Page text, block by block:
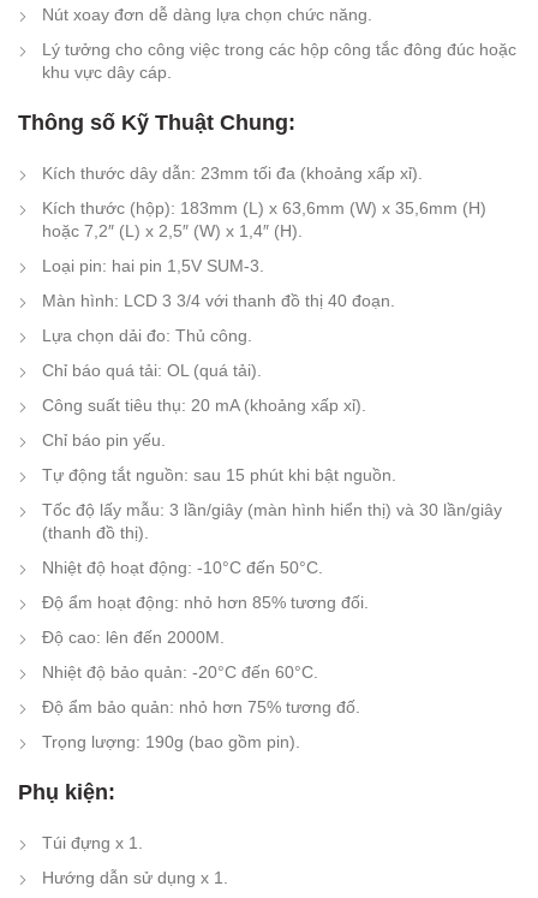
Nút xoay đơn dễ dàng lựa chọn chức năng.
Lý tưởng cho công việc trong các hộp công tắc đông đúc hoặc
khu vực dây cáp.
Thông số Kỹ Thuật Chung:
Kích thước dây dẫn: 23mm tối đa (khoảng xấp xỉ).
Kích thước (hộp): 183mm (L) x 63,6mm (W) x 35,6mm (H)
hoặc 7,2″ (L) x 2,5″ (W) x 1,4″ (H).
Loại pin: hai pin 1,5V SUM-3.
Màn hình: LCD 3 3/4 với thanh đồ thị 40 đoạn.
Lựa chọn dải đo: Thủ công.
Chỉ báo quá tải: OL (quá tải).
Công suất tiêu thụ: 20 mA (khoảng xấp xỉ).
Chỉ báo pin yếu.
Tự động tắt nguồn: sau 15 phút khi bật nguồn.
Tốc độ lấy mẫu: 3 lần/giây (màn hình hiển thị) và 30 lần/giây
(thanh đồ thị).
Nhiệt độ hoạt động: -10°C đến 50°C.
Độ ẩm hoạt động: nhỏ hơn 85% tương đối.
Độ cao: lên đến 2000M.
Nhiệt độ bảo quản: -20°C đến 60°C.
Độ ẩm bảo quản: nhỏ hơn 75% tương đố.
Trọng lượng: 190g (bao gồm pin).
Phụ kiện:
Túi đựng x 1.
Hướng dẫn sử dụng x 1.